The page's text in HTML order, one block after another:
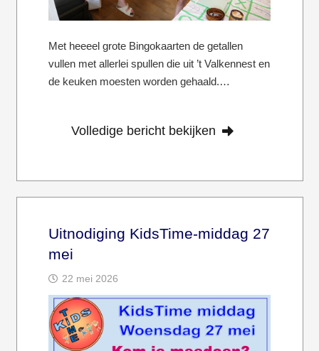
Met heeeel grote Bingokaarten de getallen
vullen met allerlei spullen die uit ’t Valkennest en
de keuken moesten worden gehaald.…
Volledige bericht bekijken
Uitnodiging KidsTime-middag 27
mei
22 mei 2026